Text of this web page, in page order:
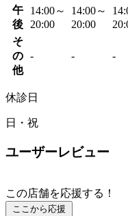
午
後
14:00～
20:00
14:00～
20:00
そ
の
他
- - -
休診日
日・祝
ユーザーレビュー
この店舗を応援する！
ここから応援